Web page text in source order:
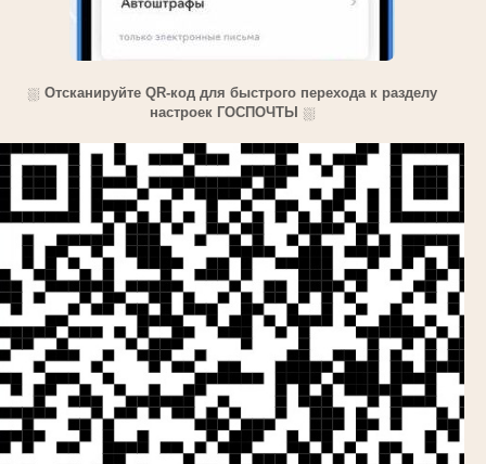
⛆ Отсканируйте QR-код для быстрого перехода к разделу
настроек ГОСПОЧТЫ
⛆